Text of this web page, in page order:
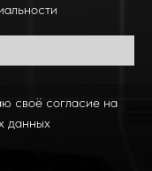
своё согласие на
данных